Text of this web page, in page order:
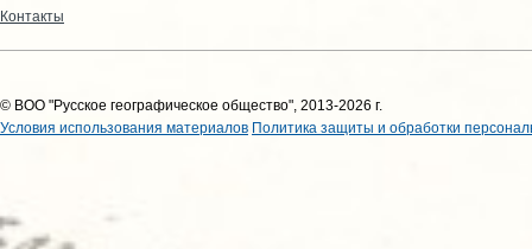
Контакты
© ВОО "Русское географическое общество", 2013-2026 г.
Условия использования материалов Политика защиты и обработки